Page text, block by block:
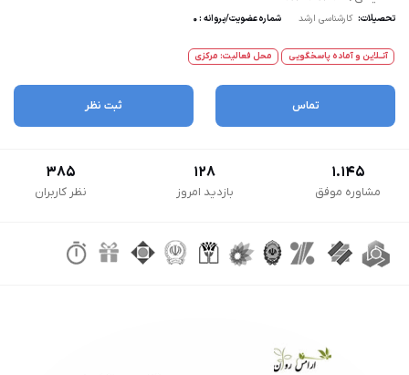
تحصیلات: کارشناسی ارشد شماره عضویت/پروانه : ۰
آنــلاین و آماده پاسخگویی محل فعالیت: مرکزی
تماس ثبت نظر
1.145
مشاوره موفق
128
بازدید امروز
385
نظر کاربران